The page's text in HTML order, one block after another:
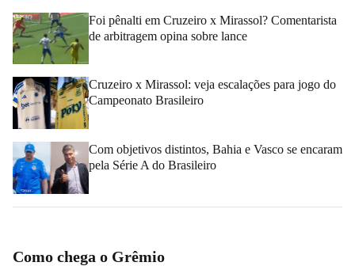
Foi pênalti em Cruzeiro x Mirassol? Comentarista
de arbitragem opina sobre lance
Cruzeiro x Mirassol: veja escalações para jogo do
Campeonato Brasileiro
Com objetivos distintos, Bahia e Vasco se encaram
pela Série A do Brasileiro
Como chega o Grêmio